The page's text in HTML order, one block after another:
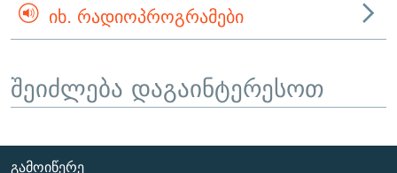
ᲘᲮ. ᲠᲐᲓᲘᲝᲞᲠᲝᲒᲠᲐᲛᲔᲑᲘ
შეიძლება დაგაინტერესოთ
ᲒᲐᲛᲝᲘᲬᲔᲠᲔ